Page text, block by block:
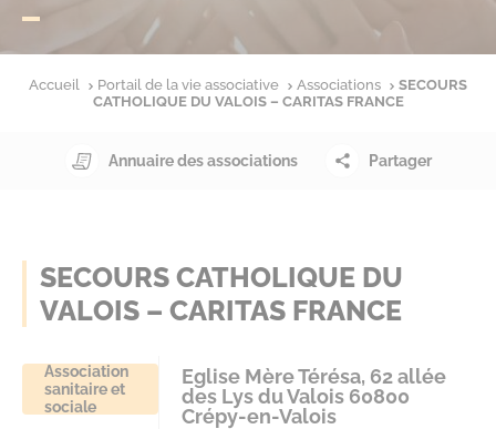
Accueil Portail de la vie associative Associations
SECOURS
CATHOLIQUE DU VALOIS – CARITAS FRANCE
Annuaire des associations Partager
SECOURS CATHOLIQUE DU
VALOIS – CARITAS FRANCE
Association
sanitaire et
sociale
Eglise Mère Térésa, 62 allée
des Lys du Valois 60800
Crépy-en-Valois